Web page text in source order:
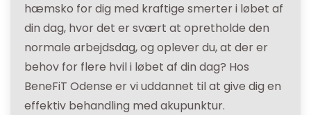
hæmsko for dig med kraftige smerter i løbet af
din dag, hvor det er svært at opretholde den
normale arbejdsdag, og oplever du, at der er
behov for flere hvil i løbet af din dag? Hos
BeneFiT Odense er vi uddannet til at give dig en
effektiv behandling med akupunktur.